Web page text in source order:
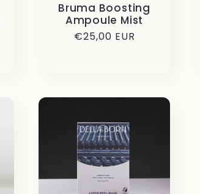
Bruma Boosting
Ampoule Mist
Precio
€25,00 EUR